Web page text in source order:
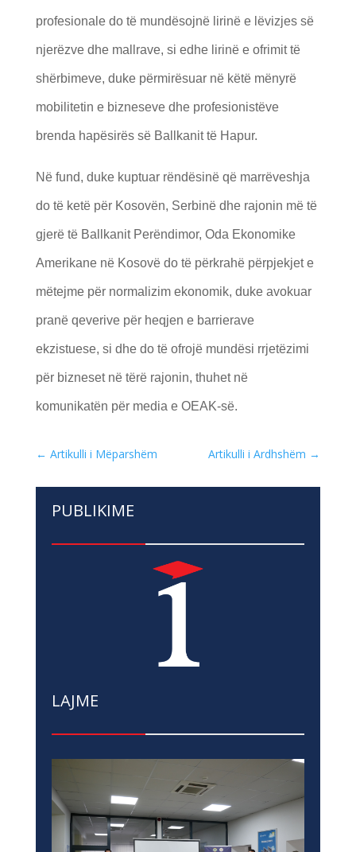
profesionale do të mundësojnë lirinë e lëvizjes së
njerëzve dhe mallrave, si edhe lirinë e ofrimit të
shërbimeve, duke përmirësuar në këtë mënyrë
mobilitetin e bizneseve dhe profesionistëve
brenda hapësirës së Ballkanit të Hapur.
Në fund, duke kuptuar rëndësinë që marrëveshja
do të ketë për Kosovën, Serbinë dhe rajonin më të
gjerë të Ballkanit Perëndimor, Oda Ekonomike
Amerikane në Kosovë do të përkrahë përpjekjet e
mëtejme për normalizim ekonomik, duke avokuar
pranë qeverive për heqjen e barrierave
ekzistuese, si dhe do të ofrojë mundësi rrjetëzimi
për bizneset në tërë rajonin, thuhet në
komunikatën për media e OEAK-së.
← Artikulli i Mëparshëm Artikulli i Ardhshëm →
PUBLIKIME
LAJME